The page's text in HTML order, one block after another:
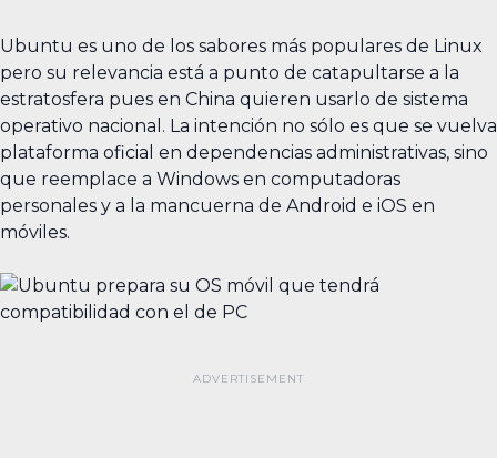
Ubuntu es uno de los sabores más populares de Linux
pero su relevancia está a punto de catapultarse a la
estratosfera pues en China quieren usarlo de sistema
operativo nacional. La intención no sólo es que se vuelva
plataforma oficial en dependencias administrativas, sino
que reemplace a Windows en computadoras
personales y a la mancuerna de Android e iOS en
móviles.